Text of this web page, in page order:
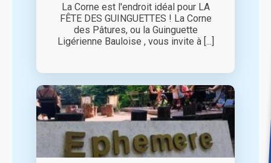
La Corne est l'endroit idéal pour LA
FÊTE DES GUINGUETTES ! La Corne
des Pâtures, ou la Guinguette
Ligérienne Bauloise , vous invite à [...]